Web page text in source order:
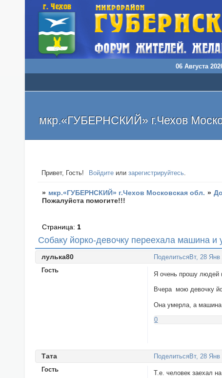
06 Августа
мкр.«ГУБЕРНСКИЙ» г.Чехов
Привет, Гость! Войдите илизарегистрируйтесь.
» мкр.«ГУБЕРНСКИЙ» г.Чехов Московская обл. »
Пожалуйста помогите!!!
Cобаку йорко-девочку переехала машина и
Страница: 1
Поделиться Вт, 28 Янв
лулькa80
Гость
Я очень прошу людей
Вчера мою девочку
Она умерла, а машина
0
Поделиться Вт, 28 Янв
Тата
Гость
Т.е. человек заехал